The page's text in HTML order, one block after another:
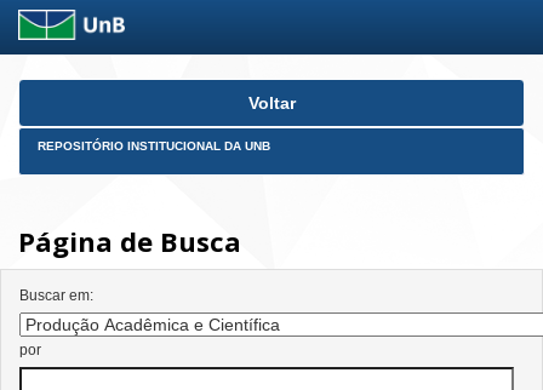
Skip
Voltar
REPOSITÓRIO INSTITUCIONAL DA UNB
Página de Busca
Buscar em:
por